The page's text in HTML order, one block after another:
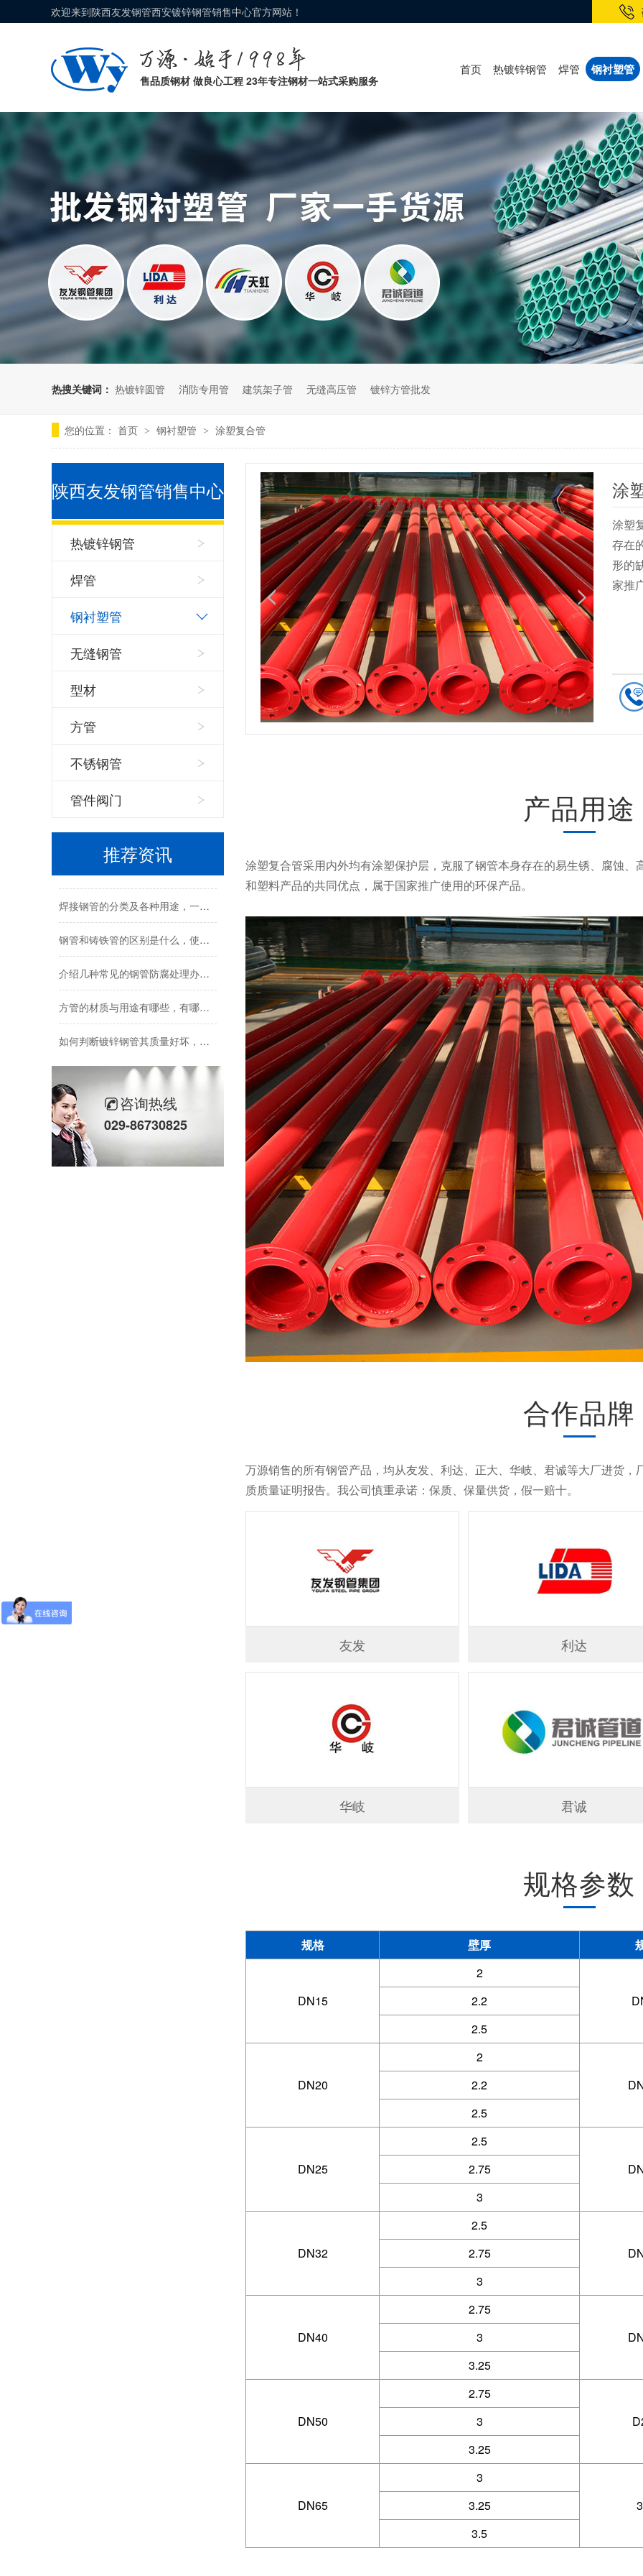
欢迎来到陕西友发钢管西安镀锌钢管销售中心官方网站！
售品质钢材 做良心工程 23年专注钢材一站式采购服务
首页 热镀锌钢管 焊管 钢衬塑管
热搜关键词： 热镀锌圆管 消防专用管 建筑架子管 无缝高压管 镀锌方管批发
您的位置： 首页 > 钢衬塑管 > 涂塑复合管
1/1
涂
涂塑
存在
形的
家推
产品用途
涂塑复合管采用内外均有涂塑保护层，克服了钢管本身存在的易生锈、腐蚀
和塑料产品的共同优点，属于国家推广使用的环保产品。
合作品牌
万源销售的所有钢管产品，均从友发、利达、正大、华岐、君诚等大厂进货
质质量证明报告。我公司慎重承诺：保质、保量供货，假一赔十。
友发 利达
华岐 君诚
规格参数
规格 壁厚
DN15
2
2.2
2.5
DN20
2
2.2
2.5
DN25
2.5
2.75
3
DN32
2.5
2.75
3
DN40
2.75
3
3.25
DN50
2.75
3
3.25
DN65
3
3.25
3.5
陕西友发钢管销售中心
产品中心
热镀锌钢管
焊管
钢衬塑管
无缝钢管
型材
方管
不锈钢管
管件阀门
推荐资讯
涂塑环氧复合钢管的用途有哪些？
焊接钢管的分类及各种用途，一文带你了解！
钢管和铸铁管的区别是什么，使用范围有什么区别？
介绍几种常见的钢管防腐处理办法，你了解多少？
方管的材质与用途有哪些，有哪些分类？
如何判断镀锌钢管其质量好坏，这五种办法一定要知道！
打桩用槽钢与普通槽钢有什么区别，它的特点是什么？
咨询热线
029-86730825